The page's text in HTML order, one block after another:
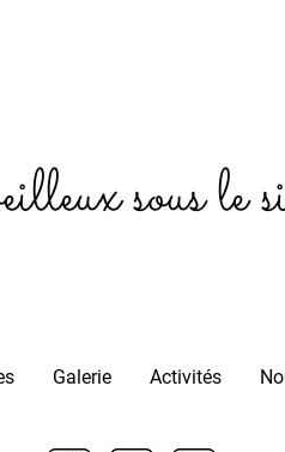
sous le
Galerie Activités